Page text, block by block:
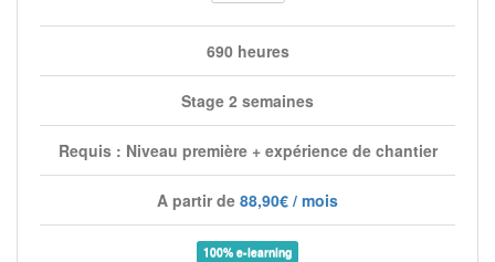
690 heures
Stage 2 semaines
Requis : Niveau première + expérience de chantier
A partir de 88,90€ / mois
100% e-learning